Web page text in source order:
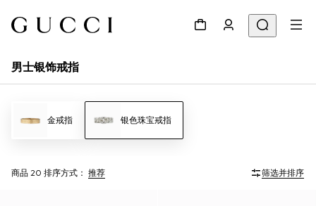
男士银饰戒指
金戒指 银色珠宝戒指
商品 20 排序方式： 推荐 筛选并排序